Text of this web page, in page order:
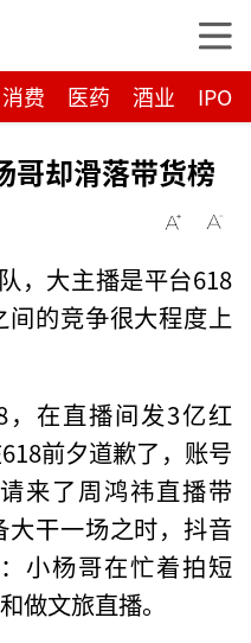
消费 医药 酒业 IPO
哥却滑落带货榜
，大主播是平台618
的竞争很大程度上
，在直播间发3亿红
前夕道歉了，账号
来了周鸿祎直播带
干一场之时，抖音
小杨哥在忙着拍短
做文旅直播。